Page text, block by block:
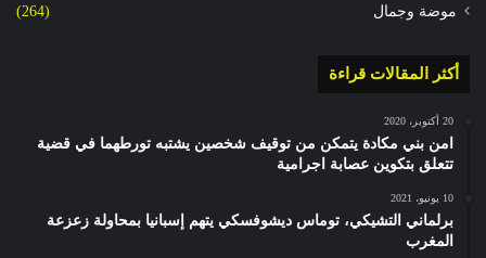
موضة وجمال (264)
أكثر المقالات قراءة
20 أكتوبر، 2020
امن بني مكادة يتمكن من توقيف شخصين يشتبه تورطهما في قضية
تتعلق بتكوين عصابة اجرامية
10 يونيو، 2021
برلماني التشيكي، توماس ديشوفسكي يتهم إسبانيا بمحاولة زعزعة
المغرب